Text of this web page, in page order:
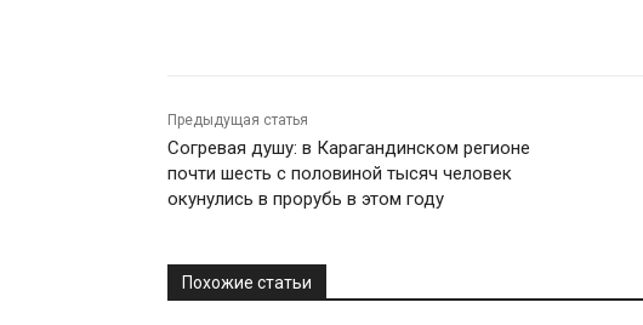
Предыдущая статья
Согревая душу: в Карагандинском регионе
почти шесть с половиной тысяч человек
окунулись в прорубь в этом году
Похожие статьи